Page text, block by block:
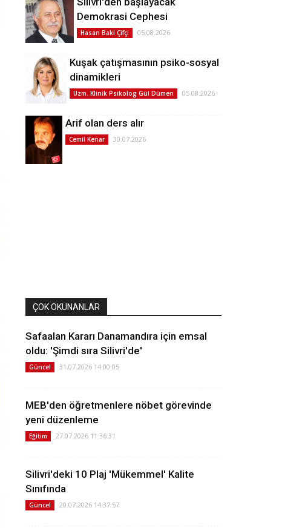
Demokrasi Cephesi
Hasan Baki Çifçi 05.08.2026
Kuşak çatışmasının psiko-sosyal
dinamikleri
Uzm. Klinik Psikolog Gül Dümen 05.08.2026
Arif olan ders alır
Cemil Kenar 30.07.2026
ÇOK OKUNANLAR
Safaalan Kararı Danamandıra için emsal
oldu: 'Şimdi sıra Silivri'de'
Güncel 31.07.2026 14:00:05
MEB'den öğretmenlere nöbet görevinde
yeni düzenleme
Eğitim 27.07.2026 11:36:31
Silivri'deki 10 Plaj 'Mükemmel' Kalite
Sınıfında
Güncel 20.07.2026 14:37:57